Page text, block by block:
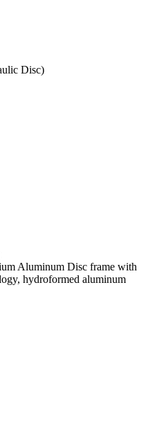
Disc)
Aluminum Disc frame with
hydroformed aluminum